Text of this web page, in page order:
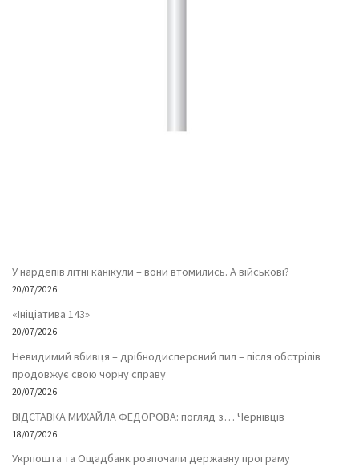
У нардепів літні канікули – вони втомились. А військові?
20/07/2026
«Ініціатива 143»
20/07/2026
Невидимий вбивця – дрібнодисперсний пил – після обстрілів
продовжує свою чорну справу
20/07/2026
ВІДСТАВКА МИХАЙЛА ФЕДОРОВА: погляд з… Чернівців
18/07/2026
Укрпошта та Ощадбанк розпочали державну програму